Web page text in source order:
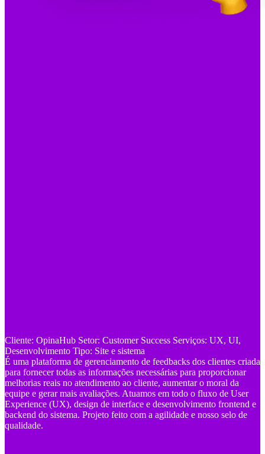
Cliente: OpinaHub Setor: Customer Success Serviços: UX, UI,
Desenvolvimento Tipo: Site e sistema
É uma plataforma de gerenciamento de feedbacks dos clientes criada
para fornecer todas as informações necessárias para proporcionar
melhorias reais no atendimento ao cliente, aumentar o moral da
equipe e gerar mais avaliações. Atuamos em todo o fluxo de User
Experience (UX), design de interface e desenvolvimento frontend e
backend do sistema. Projeto feito com a agilidade e nosso selo de
qualidade.